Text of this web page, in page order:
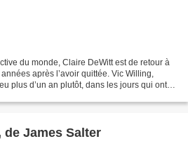
du monde, Claire DeWitt est de retour à
après l’avoir quittée. Vic Willing,
plus d’un an plutôt, dans les jours qui ont
James Salter